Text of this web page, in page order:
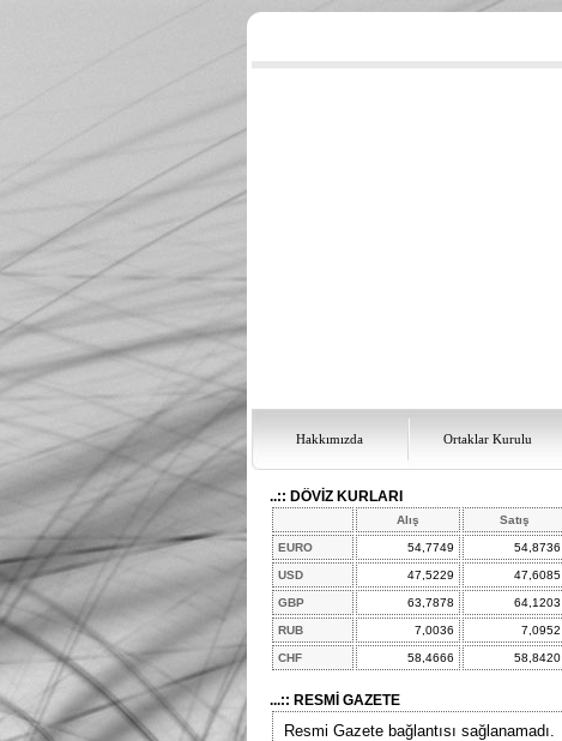
Hakkımızda Ortaklar Kurulu
..:: DÖVİZ KURLARI
Alış Satış
EURO 54,7749 54,8736
USD 47,5229 47,6085
GBP 63,7878 64,1203
RUB 7,0036 7,0952
CHF 58,4666 58,8420
...:: RESMİ GAZETE
Resmi Gazete bağlantısı sağlanamadı.